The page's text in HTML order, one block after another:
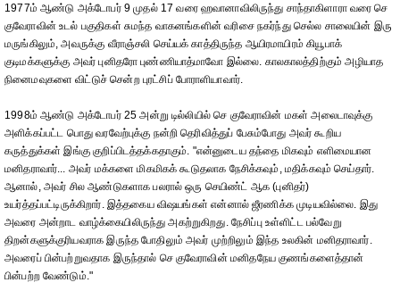
1977ம் ஆண்டு அக்டோபர் 9 முதல் 17 வரை ஹவானாவிலிருந்து சாந்தாகிளாரா வரை செ
குவேராவின் உடல் பகுதிகள் சுமந்த வாகனங்களின் வரிசை நகர்ந்து செல்ல சாலையின் இரு
மருங்கிலும், அவருக்கு வீராஞ்சலி செய்யக் காத்திருந்த ஆயிரமாயிரம் கியூபாக்
குடிமக்களுக்கு அவர் புனிதரோ புண்ணியாத்மாவோ இல்லை. காலகாலத்திற்கும் அழியாத
நினைமவுகளை விட்டுச் சென்ற புரட்சிப் போராளியாவார்.
1998ம் ஆண்டு அக்டோபர் 25 அன்று டில்லியில் செ குவேராவின் மகள் அலைடாவுக்கு
அளிக்கப்பட்ட பொது வரவேற்புக்கு நன்றி தெரிவித்துப் பேசும்போது அவர் கூறிய
கருத்துக்கள் இங்கு குறிப்பிடத்தக்கதாகும். "என்னுடைய தந்தை மிகவும் எளிமையான
மனிதராவார்... அவர் மக்களை மிகமிகக் கூடுதலாக நேசிக்கவும், மதிக்கவும் செய்தார்.
ஆனால், அவர் சில ஆண்டுகளாக பலரால் ஒரு செயிண்ட் ஆக (புனிதர்)
உயர்த்தப்பட்டிருக்கிறார். இத்தகைய விஷயங்கள் என்னால் ஜீரணிக்க முடியவில்லை. இது
அவரை அன்றாட வாழ்க்கையிலிருந்து அகற்றுகிறது. நேசிப்பு உள்ளிட்ட பல்வேறு
திறன்களுக்குரியவராக இருந்த போதிலும் அவர் முற்றிலும் இந்த உலகின் மனிதராவார்.
அவரைப் பின்பற்றுவதாக இருந்தால் செ குவேராவின் மனிதநேய குணங்களைத்தான்
பின்பற்ற வேண்டும்."